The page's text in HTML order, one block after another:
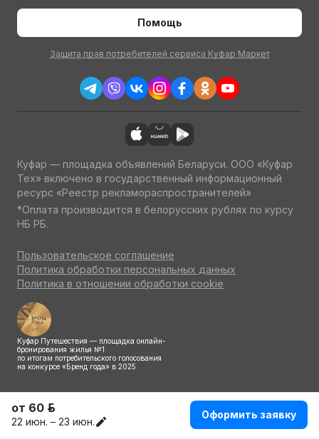
от 60 р.
22 июн. – 23 июн.
Оформить заявку
Помощь
Защита прав потребителей сервиса Куфар Маркет
Куфар — площадка объявлений Беларуси. ООО «Куфар
Тех» включено в государственный информационный
ресурс «Реестр рекламораспространителей»
*Оплата производится в белорусских рублях по курсу
НБ РБ.
Пользовательское соглашение
Политика обработки персональных данных
Политика в отношении обработки cookie
Куфар Путешествия — площадка онлайн-
бронирования жилья №1
по итогам потребительского голосования
на конкурсе «Бренд года» в 2025